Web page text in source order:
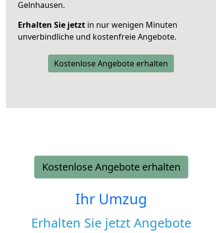
Gelnhausen.
Erhalten Sie jetzt in nur wenigen Minuten
unverbindliche und kostenfreie Angebote.
Kostenlose Angebote erhalten
Kostenlose Angebote erhalten
Ihr Umzug
Erhalten Sie jetzt Angebote